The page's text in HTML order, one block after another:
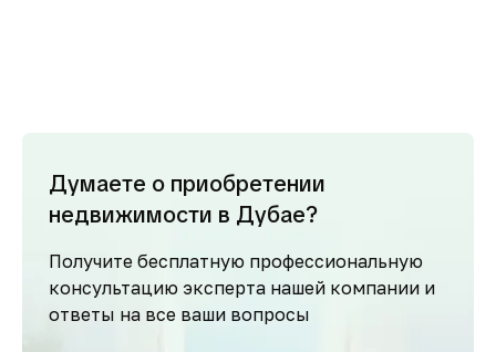
Думаете о приобретении
недвижимости в Дубае?
Получите бесплатную профессиональную
консультацию эксперта нашей компании и
ответы на все ваши вопросы